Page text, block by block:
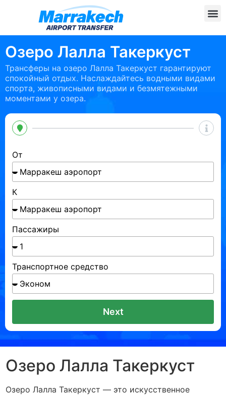
Озеро Лалла Такеркуст
Трансферы на озеро Лалла Такеркуст гарантируют
спокойный отдых. Наслаждайтесь водными видами
спорта, живописными видами и безмятежными
моментами у озера.
От
К
Пассажиры
Транспортное средство
Next
Озеро Лалла Такеркуст
Озеро Лалла Такеркуст — это искусственное